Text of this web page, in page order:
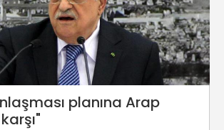
planına Arap